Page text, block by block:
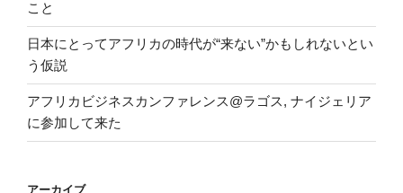
こと
日本にとってアフリカの時代が“来ない”かもしれないとい
う仮説
アフリカビジネスカンファレンス@ラゴス, ナイジェリア
に参加して来た
アーカイブ